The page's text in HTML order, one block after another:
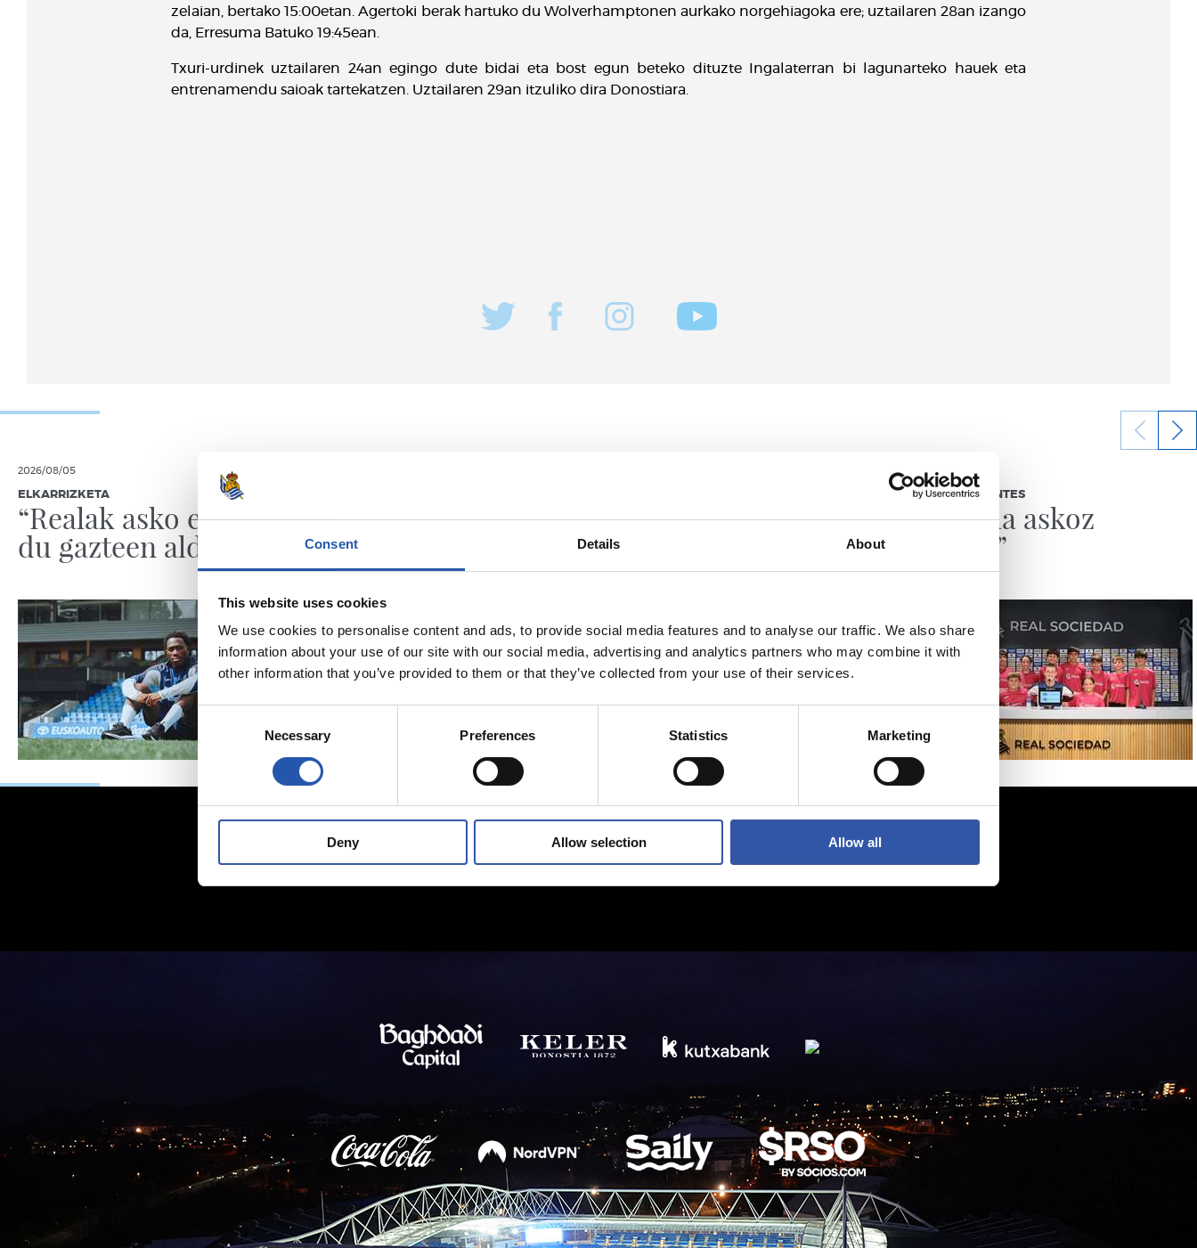
Consent Details About
This website uses cookies
We use cookies to personalise content and ads, to provide social media features and to analyse our traffic. We also share
information about your use of our site with our social media, advertising and analytics partners who may combine it with
other information that you’ve provided to them or that they’ve collected from your use of their services.
Selection
Necessary Preferences Statistics Marketing
Deny Allow selection Allow all
zelaian, bertako 15:00etan. Agertoki berak hartuko du Wolverhamptonen aurkako norgehiagoka ere; uztailaren 28an izango
da, Erresuma Batuko 19:45ean.
Txuri-urdinek uztailaren 24an egingo dute bidai eta bost egun beteko dituzte Ingalaterran bi lagunarteko hauek eta
entrenamendu saioak tartekatzen. Uztailaren 29an itzuliko dira Donostiara.
2026/08/05
ELKARRIZKETA
“Realak asko egiten
du gazteen alde”
Fintzen Lanera itzuli dira
2026/08/03
BEÑAT TURRIENTES
“Horrela askoz
hobeto”